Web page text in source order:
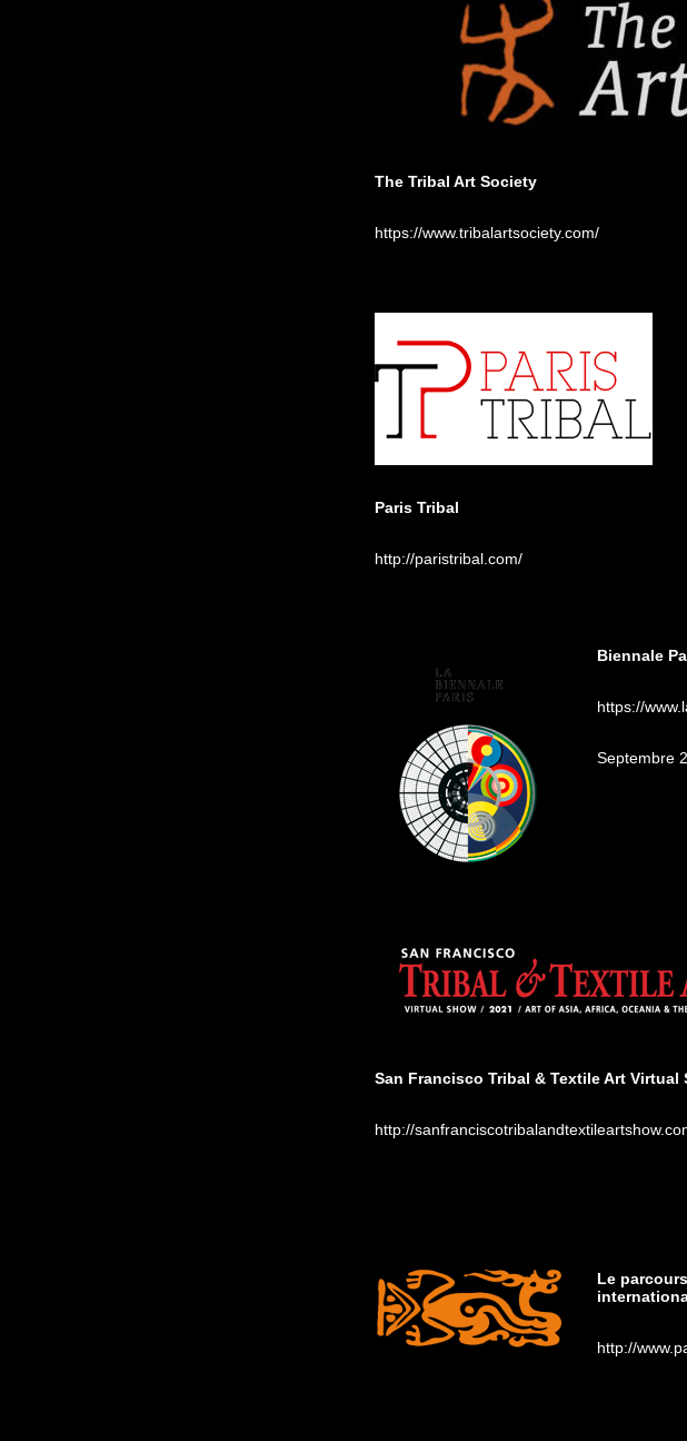
The Tribal Art Society
https://www.tribalartsociety.com/
Paris Tribal
http://paristribal.com/
Biennale
https://
Septembre
San Francisco Tribal & Textile Art Virtual
http://
Le
http://